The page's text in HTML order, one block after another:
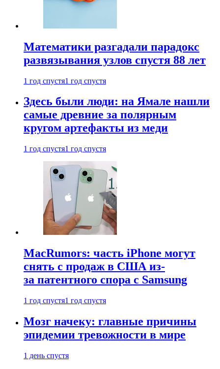
Математики разгадали парадокс
развязывания узлов спустя 88 лет
1 год спустя1 год спустя
Здесь были люди: на Ямале нашли
самые древние за полярным
кругом артефакты из меди
1 год спустя1 год спустя
MacRumors: часть iPhone могут
снять с продаж в США из-
за патентного спора с Samsung
1 год спустя1 год спустя
Мозг начеку: главные причины
эпидемии тревожности в мире
1 день спустя